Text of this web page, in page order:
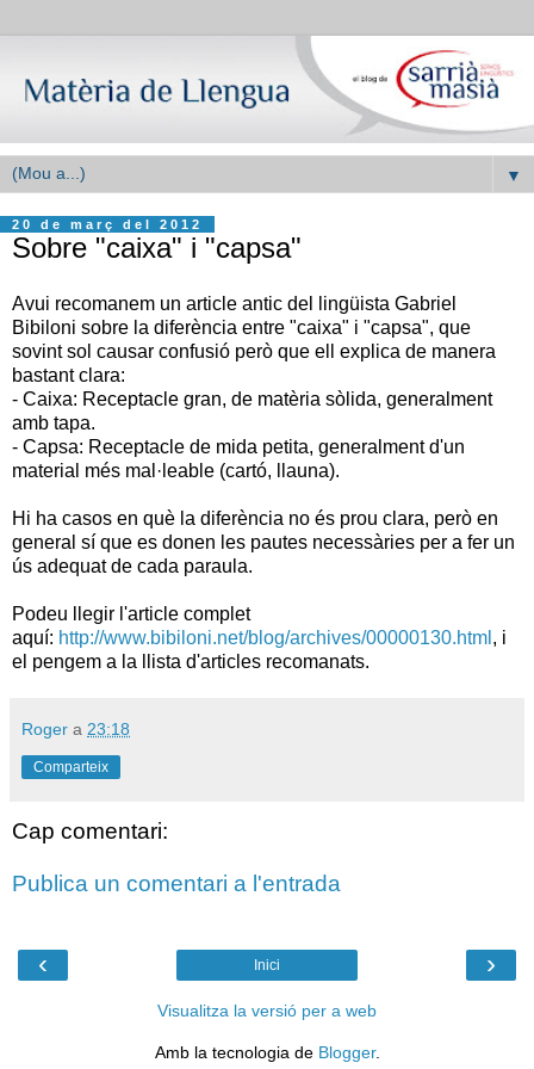
▼
20 de març del 2012
Sobre "caixa" i "capsa"
Avui recomanem un article antic del lingüista Gabriel
Bibiloni sobre la diferència entre "caixa" i "capsa", que
sovint sol causar confusió però que ell explica de manera
bastant clara:
- Caixa: Receptacle gran, de matèria sòlida, generalment
amb tapa.
- Capsa: Receptacle de mida petita, generalment d'un
material més mal·leable (cartó, llauna).
Hi ha casos en què la diferència no és prou clara, però en
general sí que es donen les pautes necessàries per a fer un
ús adequat de cada paraula.
Podeu llegir l'article complet
aquí: http://www.bibiloni.net/blog/archives/00000130.html , i
el pengem a la llista d'articles recomanats.
Roger a 23:18
Comparteix
Cap comentari:
Publica un comentari a l'entrada
‹ ›
Inici
Visualitza la versió per a web
Amb la tecnologia de Blogger.